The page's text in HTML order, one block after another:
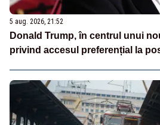
5 aug. 2026, 21:52
Donald Trump, în centrul unui
privind accesul preferențial la